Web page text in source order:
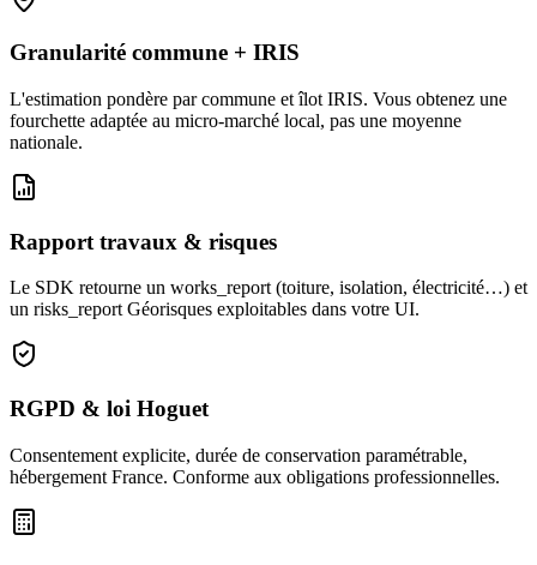
Granularité commune + IRIS
L'estimation pondère par commune et îlot IRIS. Vous obtenez une
fourchette adaptée au micro-marché local, pas une moyenne
nationale.
Rapport travaux & risques
Le SDK retourne un works_report (toiture, isolation, électricité…) et
un risks_report Géorisques exploitables dans votre UI.
RGPD & loi Hoguet
Consentement explicite, durée de conservation paramétrable,
hébergement France. Conforme aux obligations professionnelles.